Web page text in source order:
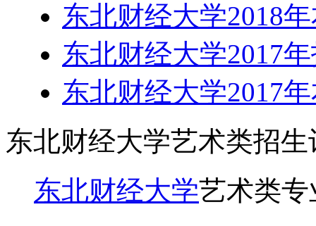
东北财经大学2018
东北财经大学2017
东北财经大学2017
东北财经大学艺术类招生
东北财经大学艺术类